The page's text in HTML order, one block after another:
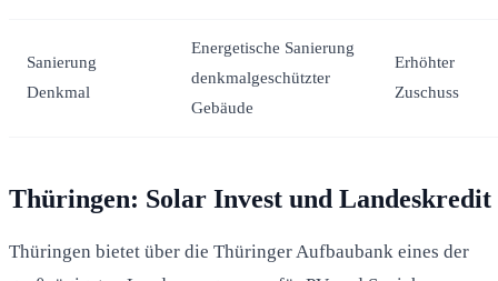
Sanierung
Denkmal
Energetische Sanierung
denkmalgeschützter
Gebäude
Erhöhter
Zuschuss
Thüringen: Solar Invest und Landeskredit
Thüringen bietet über die Thüringer Aufbaubank eines der